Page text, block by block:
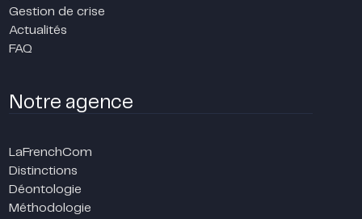
Gestion de crise
Actualités
FAQ
Notre agence
LaFrenchCom
Distinctions
Déontologie
Méthodologie